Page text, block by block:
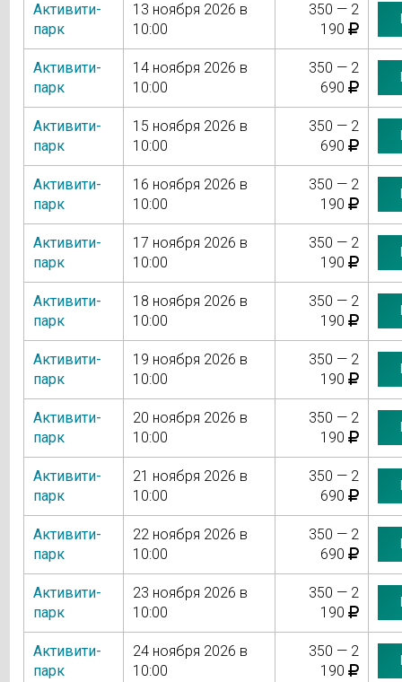
Активити-
парк
13 ноября 2026 в
10:00
350 — 2
190
Активити-
парк
14 ноября 2026 в
10:00
350 — 2
690
Активити-
парк
15 ноября 2026 в
10:00
350 — 2
690
Активити-
парк
16 ноября 2026 в
10:00
350 — 2
190
Активити-
парк
17 ноября 2026 в
10:00
350 — 2
190
Активити-
парк
18 ноября 2026 в
10:00
350 — 2
190
Активити-
парк
19 ноября 2026 в
10:00
350 — 2
190
Активити-
парк
20 ноября 2026 в
10:00
350 — 2
190
Активити-
парк
21 ноября 2026 в
10:00
350 — 2
690
Активити-
парк
22 ноября 2026 в
10:00
350 — 2
690
Активити-
парк
23 ноября 2026 в
10:00
350 — 2
190
Активити-
парк
24 ноября 2026 в
10:00
350 — 2
190